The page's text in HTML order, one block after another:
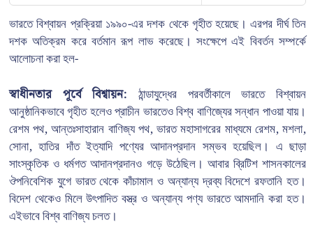
ভারতে বিশ্বায়ন প্রক্রিয়া ১৯৯০-এর দশক থেকে গৃহীত হয়েছে। এরপর দীর্ঘ তিন
দশক অতিক্রম করে বর্তমান রূপ লাভ করেছে। সংক্ষেপে এই বিবর্তন সম্পর্কে
আলোচনা করা হল-
স্বাধীনতার পূর্বে বিশ্বায়ন: ঠান্ডাযুদ্ধের পরবর্তীকালে ভারতে বিশ্বায়ন
আনুষ্ঠানিকভাবে গৃহীত হলেও প্রাচীন ভারতেও বিশ্ব বাণিজ্যের সন্ধান পাওয়া যায়।
রেশম পথ, আন্তঃসাহারান বাণিজ্য পথ, ভারত মহাসাগরের মাধ্যমে রেশম, মশলা,
সোনা, হাতির দাঁত ইত্যাদি পণ্যের আদানপ্রদান সম্ভব হয়েছিল। এ ছাড়া
সাংস্কৃতিক ও ধর্মগত আদানপ্রদানও গড়ে উঠেছিল। আবার ব্রিটিশ শাসনকালের
ঔপনিবেশিক যুগে ভারত থেকে কাঁচামাল ও অন্যান্য দ্রব্য বিদেশে রফতানি হত।
বিদেশ থেকেও মিলে উৎপাদিত বস্ত্র ও অন্যান্য পণ্য ভারতে আমদানি করা হত।
এইভাবে বিশ্ব বাণিজ্য চলত।